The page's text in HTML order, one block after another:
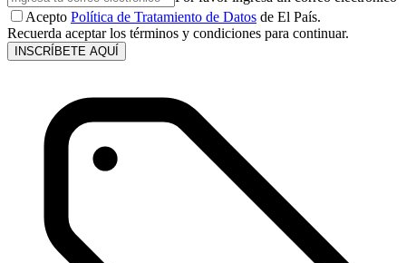
Acepto Política de Tratamiento de Datos de El País.
Recuerda aceptar los términos y condiciones para continuar.
INSCRÍBETE AQUÍ